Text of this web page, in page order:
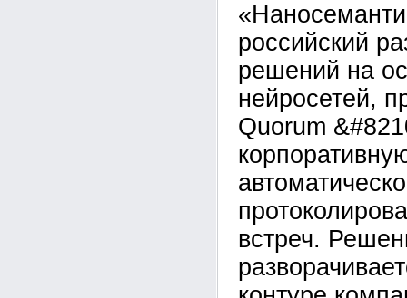
российский
решений на
нейросетей,
Quorum
встреч.